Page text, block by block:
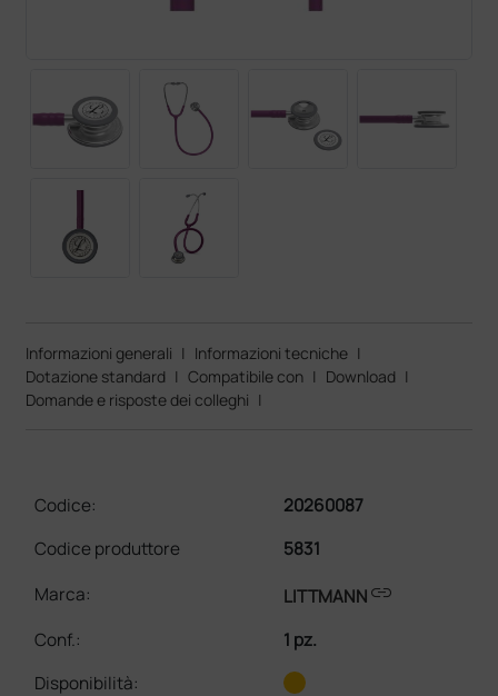
Informazioni generali | Informazioni tecniche |
Dotazione standard | Compatibile con | Download |
Domande e risposte dei colleghi |
Codice:
20260087
Codice produttore
5831
Marca:
LITTMANNlink
Conf.:
1 pz.
Disponibilità: